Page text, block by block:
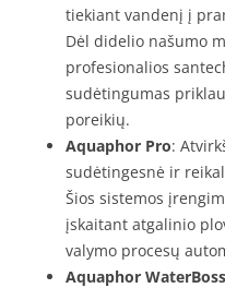
tiekiant vandenį į
Dėl didelio našumo
profesionalios
sudėtingumas
poreikių.
Aquaphor Pro:
sudėtingesnė ir
Šios sistemos
įskaitant atgalinio
valymo procesų
Aquaphor WaterBoss